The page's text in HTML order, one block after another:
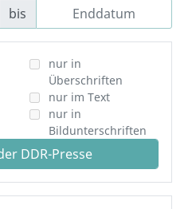
bis
nur in
Überschriften
nur im Text
nur in
Bildunterschriften
DDR-Presse